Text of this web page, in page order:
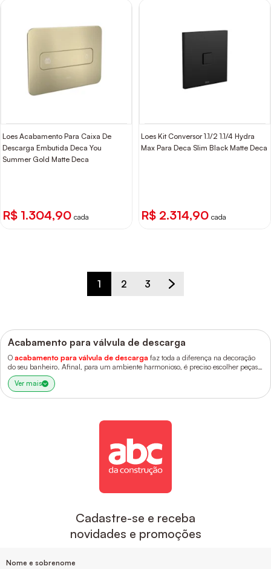
Loes Acabamento Para Caixa De
Descarga Embutida Deca You
Summer Gold Matte Deca
R$ 1.304,90 cada
Loes Kit Conversor 1.1/2 1.1/4 Hydra
Max Para Deca Slim Black Matte Deca
R$ 2.314,90 cada
1 2 3
Acabamento para válvula de descarga
O acabamento para válvula de descarga faz toda a diferença na decoração
do seu banheiro. Afinal, para um ambiente harmonioso, é preciso escolher peças
que combinem entre si.
Ver mais
Cadastre-se e receba
novidades e promoções